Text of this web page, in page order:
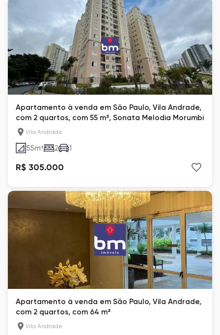
Apartamento à venda em São Paulo, Vila Andrade,
com 2 quartos, com 55 m², Sonata Melodia Morumbi
Vila Andrade
55m² 2 1
R$ 305.000
Apartamento à venda em São Paulo, Vila Andrade,
com 2 quartos, com 64 m²
Vila Andrade